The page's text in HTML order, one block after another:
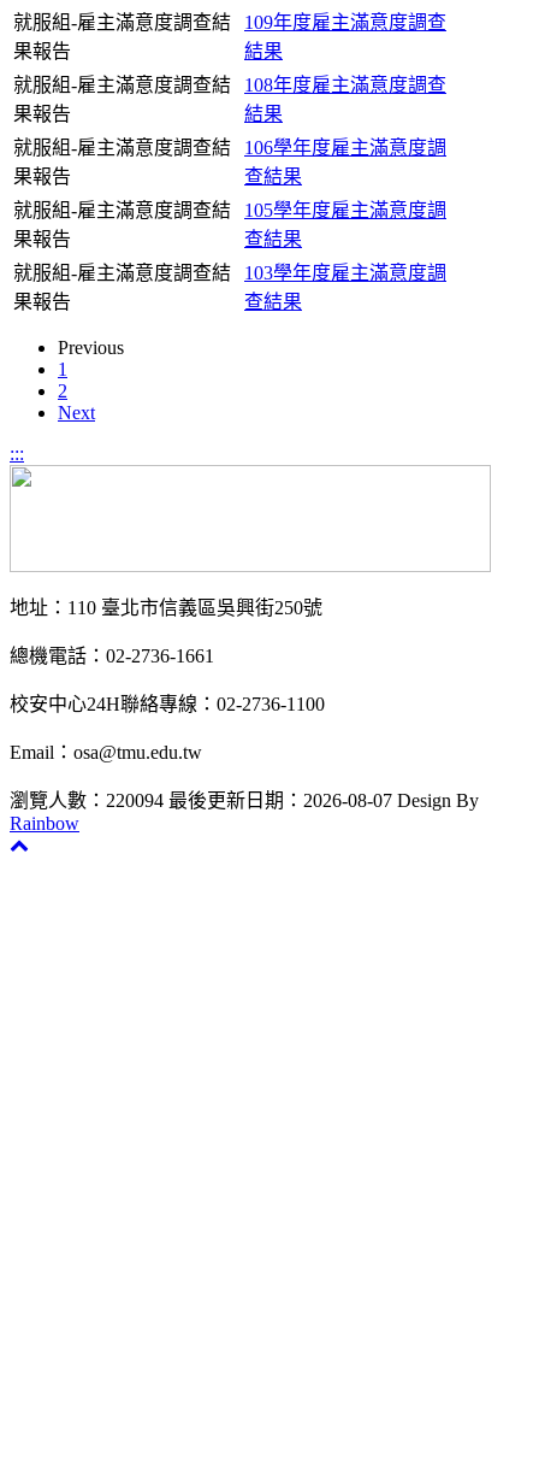
就服組-雇主滿意度調查結
果報告
109年度雇主滿意度調查
結果
就服組-雇主滿意度調查結
果報告
108年度雇主滿意度調查
結果
就服組-雇主滿意度調查結
果報告
106學年度雇主滿意度調
查結果
就服組-雇主滿意度調查結
果報告
105學年度雇主滿意度調
查結果
就服組-雇主滿意度調查結
果報告
103學年度雇主滿意度調
查結果
Previous
1
2
Next
:::
地址：110 臺北市信義區吳興街250號
總機電話：02-2736-1661
校安中心24H聯絡專線：02-2736-1100
Email：osa@tmu.edu.tw
瀏覽人數：220094 最後更新日期：2026-08-07 Design By
Rainbow